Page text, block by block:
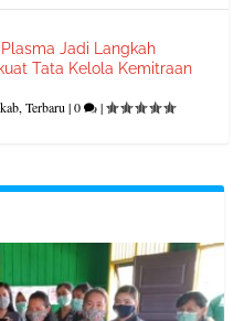
Jadi Langkah
Tata Kelola Kemitraan
,Terbaru |0 |